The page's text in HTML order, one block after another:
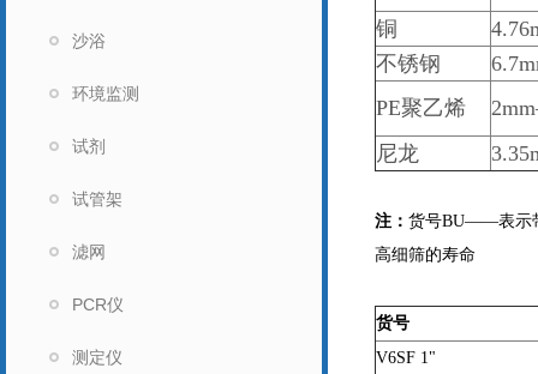
沙浴
环境监测
试剂
试管架
滤网
PCR仪
测定仪
铜
不锈钢
PE聚乙烯
尼龙
注： 货号BU——表示
高细筛的寿命
货号
V6SF 1"